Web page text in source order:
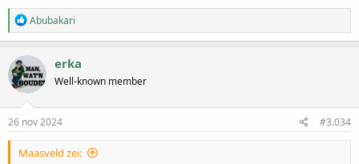
W
a
a
r
d
e
r
i
n
n
Abubakari
erka
Well-known member
26 nov 2024 #3.034
Maasveld zei: